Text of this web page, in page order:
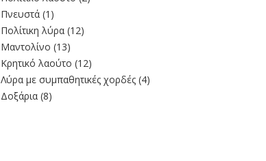
Πνευστά (1)
Πολίτικη λύρα (12)
Μαντολίνο (13)
Κρητικό λαούτο (12)
Λύρα με συμπαθητικές χορδές (4)
Δοξάρια (8)